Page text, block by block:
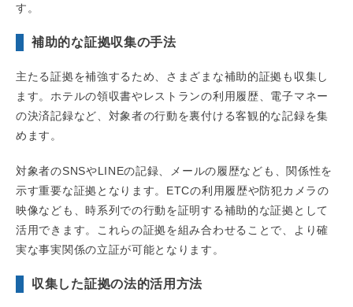
す。
補助的な証拠収集の手法
主たる証拠を補強するため、さまざまな補助的証拠も収集し
ます。ホテルの領収書やレストランの利用履歴、電子マネー
の決済記録など、対象者の行動を裏付ける客観的な記録を集
めます。
対象者のSNSやLINEの記録、メールの履歴なども、関係性を
示す重要な証拠となります。ETCの利用履歴や防犯カメラの
映像なども、時系列での行動を証明する補助的な証拠として
活用できます。これらの証拠を組み合わせることで、より確
実な事実関係の立証が可能となります。
収集した証拠の法的活用方法